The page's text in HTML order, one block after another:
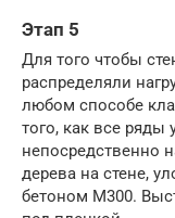
Этап 5
Для того чтобы
распределяли
любом способе
того, как все
непосредственно
дерева на стене,
бетоном М300.